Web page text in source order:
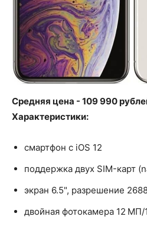
Средняя цена - 109 990
Характеристики:
смартфон с iOS 12
поддержка двух SIM-карт
экран 6.5", разрешение
двойная фотокамера 12